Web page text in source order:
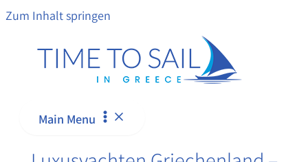
Zum Inhalt springen
Main Menu